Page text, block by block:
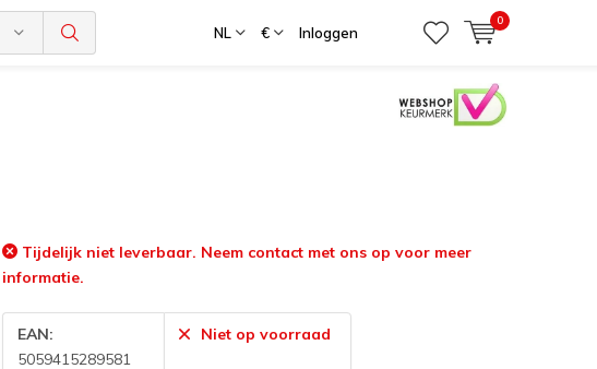
NL € Inloggen
0
Tijdelijk niet leverbaar. Neem contact met ons op voor meer
informatie.
EAN:
5059415289581
Niet op voorraad